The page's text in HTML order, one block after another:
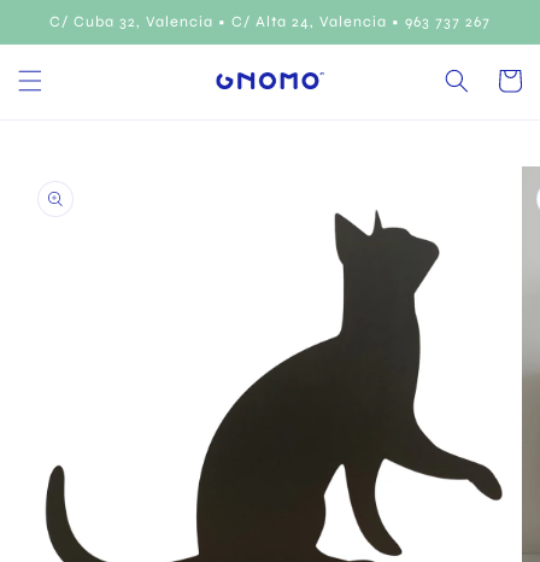
directamente
al contenido
C/ Cuba 32, Valencia • C/ Alta 24, Valencia • 963 737 267
Carrito
información